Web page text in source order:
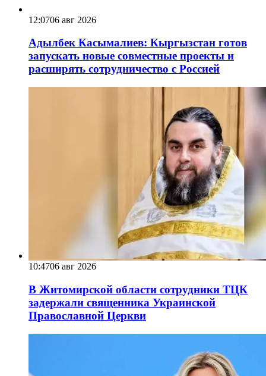
12:0706 авг 2026
Адылбек Касымалиев: Кыргызстан готов
запускать новые совместные проекты и
расширять сотрудничество с Россией
10:4706 авг 2026
В Житомирской области сотрудники ТЦК
задержали священника Украинской
Православной Церкви